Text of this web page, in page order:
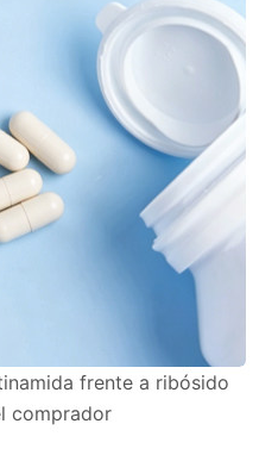
frente a ribósido
comprador